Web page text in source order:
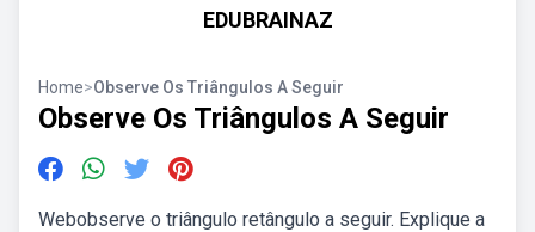
EDUBRAINAZ
Home>Observe Os Triângulos A Seguir
Observe Os Triângulos A Seguir
Webobserve o triângulo retângulo a seguir. Explique a